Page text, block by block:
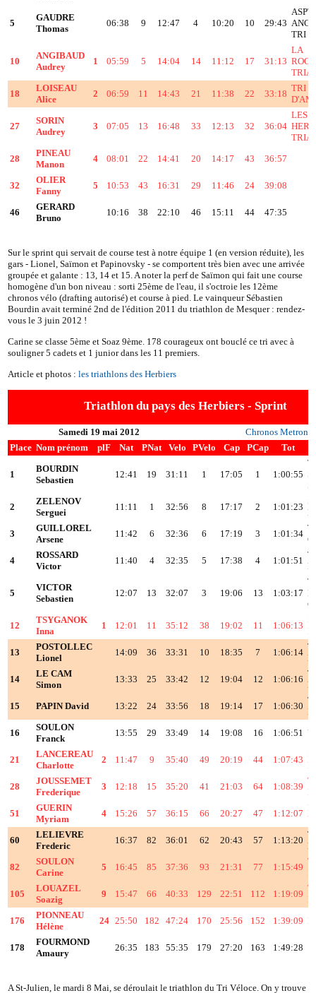
5
GAUDRE
Thomas
06:38 9 12:47 4 10:20 10 29:43
TRI
10
ANGIBAUD
Audrey
1 05:59 5 14:04 14 11:12 17 31:13
LA
18
LOISEAU
Alice
2 06:59 11 14:43 21 11:38 22 33:18
TRI
27
SORIN
Audrey
3 07:05 13 16:48 33 12:13 32 36:04
LES
28
PINEAU
Manon
4 08:01 22 14:41 20 14:17 43 36:57
32
OLIER
Fanny
5 10:53 43 16:31 29 11:46 24 39:08
46
GERARD
Bruno
10:16 38 22:10 46 15:11 44 47:35
Sur le sprint qui servait de course test à notre équipe 1 (en version réduite), les
gars - Lionel, Saïmon et Papinovsky - se comportent très bien avec une arrivée
groupée et galante : 13, 14 et 15. A noter la perf de Saïmon qui fait une course
homogène d'un bon niveau : sorti 25ème de l'eau, il s'octroie les 12ème
chronos vélo (drafting autorisé) et course à pied. Le vainqueur Sébastien
Bourdin avait terminé 2nd de l'édition 2011 du triathlon de Mesquer : rendez-
vous le 3 juin 2012 !
Carine se classe 5ème et Soaz 9ème. 178 courageux ont bouclé ce tri avec à
souligner 5 cadets et 1 junior dans les 11 premiers.
Article et photos :les triathlons des Herbiers
Triathlon du pays des Herbiers - Sprint
Samedi 19 mai 2012
Chronos Metron
Place Nom prénom plF Nat PNat Velo PVelo Cap PCap Tot
1
BOURDIN
Sebastien
12:41 19 31:11 1 17:05 1 1:00:55
2
ZELENOV
Serguei
11:11 1 32:56 8 17:17 2 1:01:23
3
GUILLOREL
Arsene
11:42 6 32:36 6 17:19 3 1:01:34
4
ROSSARD
Victor
11:40 4 32:35 5 17:38 4 1:01:51
5
VICTOR
Sebastien
12:07 13 32:07 3 19:06 13 1:03:17
12
TSYGANOK
Inna
1 12:01 11 35:12 38 19:02 11 1:06:13
13
POSTOLLEC
Lionel
14:09 36 33:31 10 18:35 7 1:06:14
14
LE CAM
Simon
13:33 25 33:42 12 19:04 12 1:06:16
15 PAPIN David 13:22 24 33:56 18 19:14 17 1:06:30
16
SOULON
Franck
13:55 29 33:49 14 19:08 16 1:06:51
21
LANCEREAU
Charlotte
2 11:47 9 35:40 49 20:19 44 1:07:43
28
JOUSSEMET
Frederique
3 12:18 15 35:20 41 21:03 64 1:08:39
51
GUERIN
Myriam
4 15:26 57 36:15 66 20:27 47 1:12:07
60
LELIEVRE
Frederic
16:37 82 36:01 62 20:43 57 1:13:20
82
SOULON
Carine
5 16:45 85 37:36 93 21:31 77 1:15:49
105
LOUAZEL
Soazig
9 15:47 66 40:33 129 22:51 112 1:19:09
176
PIONNEAU
Hélène
24 25:50 182 47:24 170 25:56 152 1:39:09
178
FOURMOND
Amaury
26:35 183 55:35 179 27:20 163 1:49:28
A St-Julien, le mardi 8 Mai, se déroulait le triathlon du Tri Véloce. On y trouve